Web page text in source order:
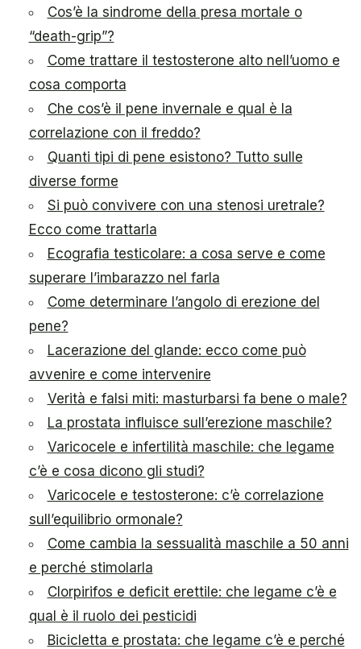
Cos’è la sindrome della presa mortale o
“death-grip”?
Come trattare il testosterone alto nell’uomo e
cosa comporta
Che cos’è il pene invernale e qual è la
correlazione con il freddo?
Quanti tipi di pene esistono? Tutto sulle
diverse forme
Si può convivere con una stenosi uretrale?
Ecco come trattarla
Ecografia testicolare: a cosa serve e come
superare l’imbarazzo nel farla
Come determinare l’angolo di erezione del
pene?
Lacerazione del glande: ecco come può
avvenire e come intervenire
Verità e falsi miti: masturbarsi fa bene o male?
La prostata influisce sull’erezione maschile?
Varicocele e infertilità maschile: che legame
c’è e cosa dicono gli studi?
Varicocele e testosterone: c’è correlazione
sull’equilibrio ormonale?
Come cambia la sessualità maschile a 50 anni
e perché stimolarla
Clorpirifos e deficit erettile: che legame c’è e
qual è il ruolo dei pesticidi
Bicicletta e prostata: che legame c’è e perché